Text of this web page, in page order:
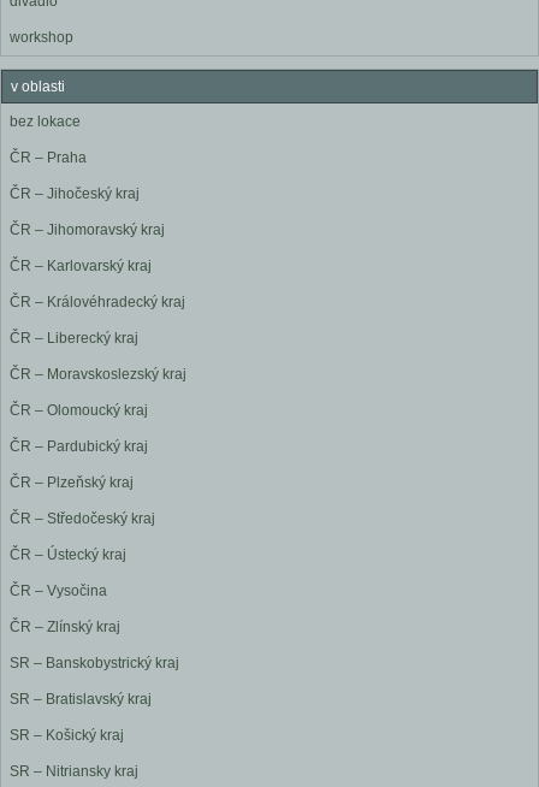
workshop
v oblasti
bez lokace
ČR – Praha
ČR – Jihočeský kraj
ČR – Jihomoravský kraj
ČR – Karlovarský kraj
ČR – Královéhradecký kraj
ČR – Liberecký kraj
ČR – Moravskoslezský kraj
ČR – Olomoucký kraj
ČR – Pardubický kraj
ČR – Plzeňský kraj
ČR – Středočeský kraj
ČR – Ústecký kraj
ČR – Vysočina
ČR – Zlínský kraj
SR – Banskobystrický kraj
SR – Bratislavský kraj
SR – Košický kraj
SR – Nitriansky kraj